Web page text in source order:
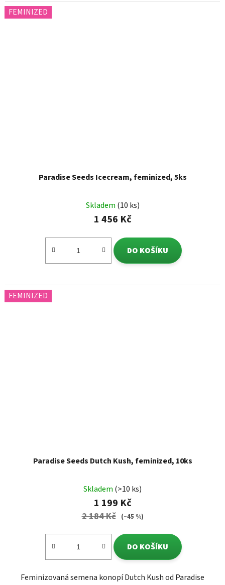
FEMINIZED
Paradise Seeds Icecream, feminized, 5ks
Skladem (10 ks)
1 456 Kč
DO KOŠÍKU
FEMINIZED
Paradise Seeds Dutch Kush, feminized, 10ks
Skladem (>10 ks)
1 199 Kč
2 184 Kč (–45 %)
DO KOŠÍKU
Feminizovaná semena konopí Dutch Kush od Paradise